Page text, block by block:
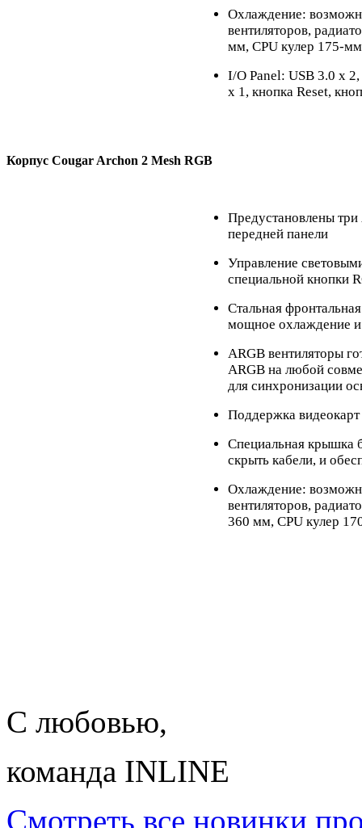
Охлаждение:
вентиляторов,
мм, CPU кулер 175-мм
I/O Panel: USB 3.0 x
x 1, кнопка Reset,
Корпус Cougar Archon 2 Mesh RGB
Предустановлены три
передней панели
Управление
специальной кнопки
Стальная
мощное охлаждение
ARGB вентиляторы
ARGB на любой
для синхронизации
Поддержка
Специальная крышка
скрыть кабели, и
Охлаждение:
вентиляторов,
360 мм, CPU кулер
С любовью,
команда INLINE
Смотреть все новинки